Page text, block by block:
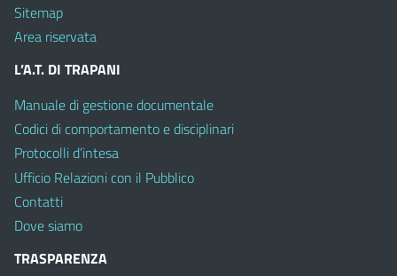
Sitemap
Area riservata
L’A.T. DI TRAPANI
Manuale di gestione documentale
Codici di comportamento e disciplinari
Protocolli d’intesa
Ufficio Relazioni con il Pubblico
Contatti
Dove siamo
TRASPARENZA